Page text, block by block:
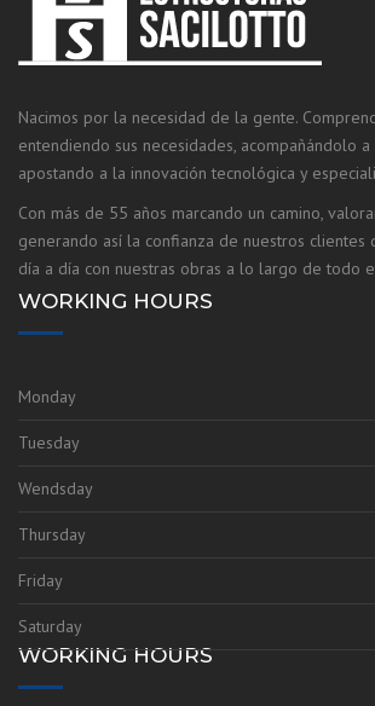
Nacimos por la necesidad de la gente.
entendiendo sus necesidades, acompañándolo
apostando a la innovación tecnológica y
Con más de 55 años marcando un camino,
generando así la confianza de nuestros clientes
día a día con nuestras obras a lo largo de todo
WORKING HOURS
Monday
Tuesday
Wendsday
Thursday
Friday
Saturday
WORKING HOURS